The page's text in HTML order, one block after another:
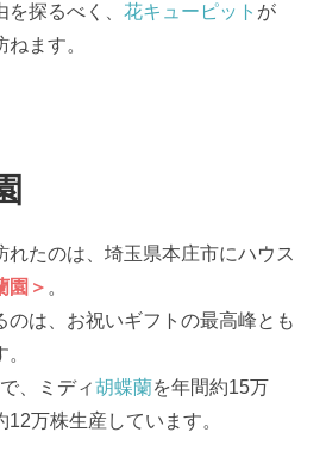
を探るべく、花キューピット が
ねます。
れたのは、埼玉県本庄市にハウス
園＞ 。
のは、お祝いギフトの最高峰とも
。
、ミディ胡蝶蘭を年間約15万
万株生産しています。